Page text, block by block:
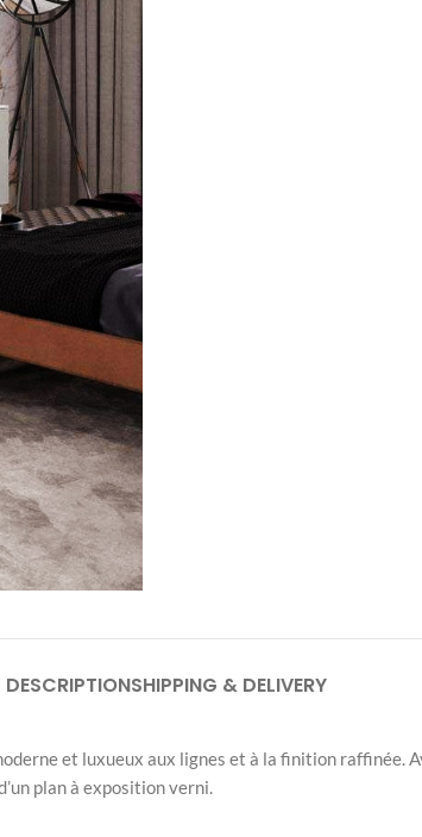
DESCRIPTIONSHIPPING & DELIVERY
et luxueux aux lignes et à la finition raffinée.
plan à exposition verni.